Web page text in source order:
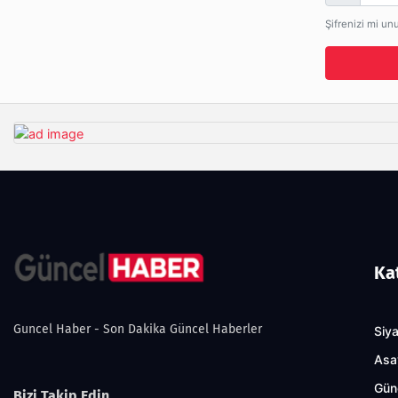
Şifrenizi mi
Guncel Haber - Son Dakika Güncel Haberler